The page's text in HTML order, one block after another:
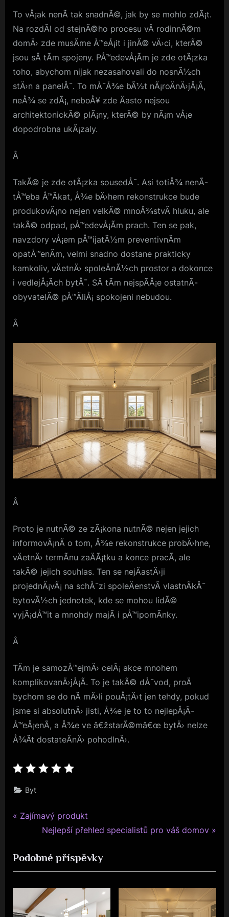
To vÅ¡ak nenÃ­ tak snadnÃ©, jak by se mohlo zdÃ¡t.
Na rozdÃ­l od stejnÃ©ho procesu vÂ rodinnÃ©m
domÄ› zde musÃ­me Å™eÅ¡it i jinÃ© vÄ›ci, kterÃ©
jsou sÂ tÃ­m spojeny. PÅ™edevÅ¡Ã­m je zde otÃ¡zka
toho, abychom nijak nezasahovali do nosnÃ½ch
stÄ›n a panelÅ¯. To mÅ¯Å¾e bÃ½t nÃ¡roÄnÄ›jÅ¡Ã­,
neÅ¾ se zdÃ¡, neboÅ¥ zde Äasto nejsou
architektonickÃ© plÃ¡ny, kterÃ© by nÃ¡m vÅ¡e
dopodrobna ukÃ¡zaly.
Â
TakÃ© je zde otÃ¡zka sousedÅ¯. Asi totiÅ¾ nenÃ­
tÅ™eba Å™Ã­kat, Å¾e bÄ›hem rekonstrukce bude
produkovÃ¡no nejen velkÃ© mnoÅ¾stvÃ­ hluku, ale
takÃ© odpad, pÅ™edevÅ¡Ã­m prach. Ten se pak,
navzdory vÅ¡em pÅ™ijatÃ½m preventivnÃ­m
opatÅ™enÃ­m, velmi snadno dostane prakticky
kamkoliv, vÄetnÄ› spoleÄnÃ½ch prostor a dokonce
i vedlejÅ¡Ã­ch bytÅ¯. SÂ tÃ­m nejspÃ­Å¡e ostatnÃ­
obyvatelÃ© pÅ™Ã­liÅ¡ spokojeni nebudou.
Â
Â
Proto je nutnÃ© ze zÃ¡kona nutnÃ© nejen jejich
informovÃ¡nÃ­ o tom, Å¾e rekonstrukce probÄ›hne,
vÄetnÄ› termÃ­nu zaÄÃ¡tku a konce pracÃ­, ale
takÃ© jejich souhlas. Ten se nejÄastÄ›ji
projednÃ¡vÃ¡ na schÅ¯zi spoleÄenstvÃ­ vlastnÃ­kÅ¯
bytovÃ½ch jednotek, kde se mohou lidÃ©
vyjÃ¡dÅ™it a mnohdy majÃ­ i pÅ™ipomÃ­nky.
Â
TÃ­m je samozÅ™ejmÄ› celÃ¡ akce mnohem
komplikovanÄ›jÅ¡Ã­. To je takÃ© dÅ¯vod, proÄ
bychom se do nÃ­ mÄ›li pouÅ¡tÄ›t jen tehdy, pokud
jsme si absolutnÄ› jisti, Å¾e je to to nejlepÅ¡Ã­
Å™eÅ¡enÃ­, a Å¾e ve â€žstarÃ©mâ€œ bytÄ› nelze
Å¾Ã­t dostateÄnÄ› pohodlnÄ›.
Byt
Navigace
příspěvek
P
v
i
o
Zajímavý produkt
N
x
t
P
o
Nejlepší přehled specialistů pro váš domov
Podobné příspěvky